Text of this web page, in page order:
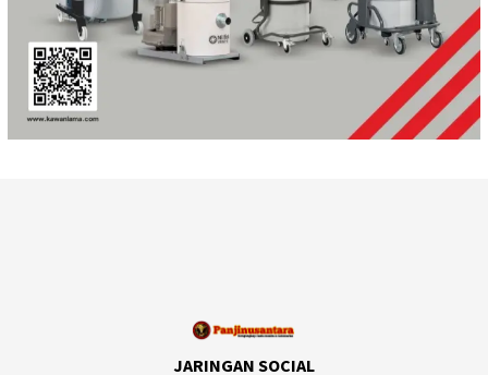
JARINGAN SOCIAL